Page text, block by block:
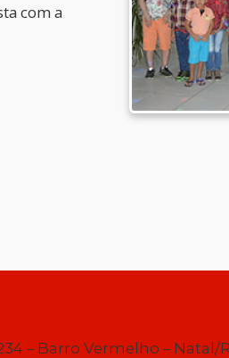
com a
– Barro Vermelho – Natal/